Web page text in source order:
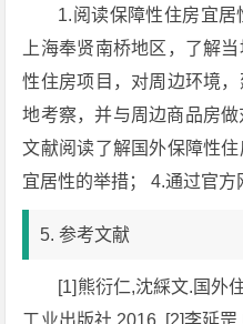
1.阅读保障性住房宜
上海奉贤南桥地区，了解
性住房项目，对周边环境
地考察，并与周边商品房做
文献阅读了解国外保障性
宜居性的举措； 4.通过官方
5. 参考文献
[1]熊衍仁,沈綵文.国外
工业出版社,2016. [2]李延